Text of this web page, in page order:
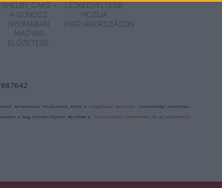
SHELBY OAKS –
A GONOSZ
NYOMÁBAN
MAGYAR
ELŐZETESE
LEGKEDVELTEBB
MOZIJA
MAGYARORSZÁGON
tartalomnak minősülnek, értük a szolgáltatás technikai üzemeltetője semmilyen
a blog szerkesztőjéhez. Részletek a Felhasználási feltételekben és azadatvédelmi